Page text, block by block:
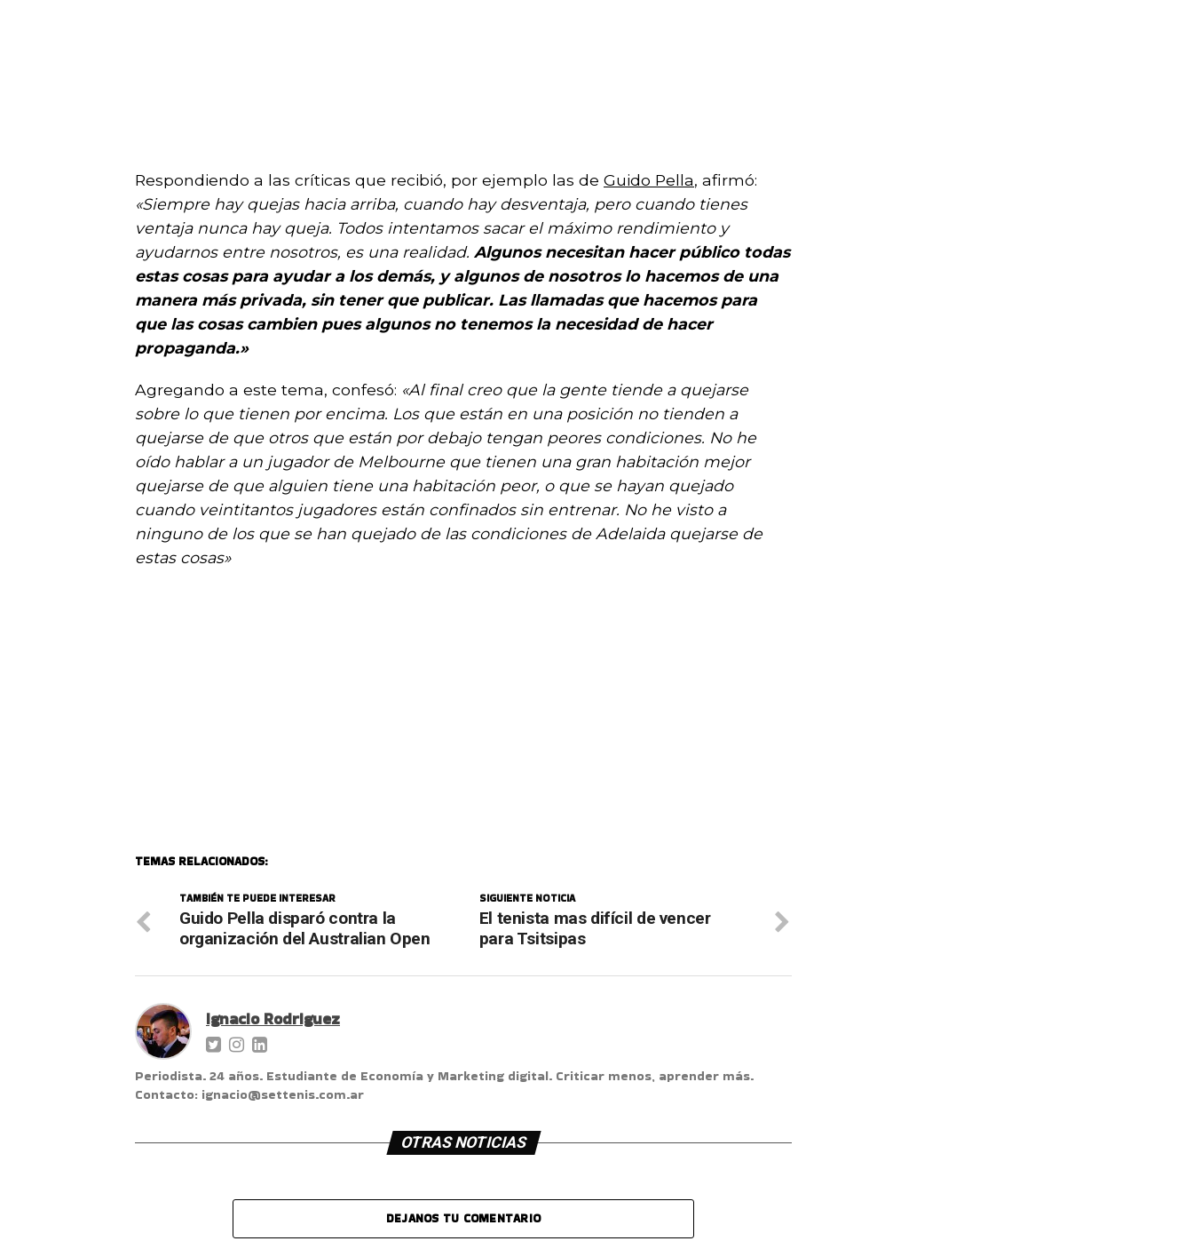
Respondiendo a las críticas que recibió, por ejemplo las de Guido Pella, afirmó:
«Siempre hay quejas hacia arriba, cuando hay desventaja, pero cuando tienes
ventaja nunca hay queja. Todos intentamos sacar el máximo rendimiento y
ayudarnos entre nosotros, es una realidad. Algunos necesitan hacer público todas
estas cosas para ayudar a los demás, y algunos de nosotros lo hacemos de una
manera más privada, sin tener que publicar. Las llamadas que hacemos para
que las cosas cambien pues algunos no tenemos la necesidad de hacer
propaganda.»
Agregando a este tema, confesó: «Al final creo que la gente tiende a quejarse
sobre lo que tienen por encima. Los que están en una posición no tienden a
quejarse de que otros que están por debajo tengan peores condiciones. No he
oído hablar a un jugador de Melbourne que tienen una gran habitación mejor
quejarse de que alguien tiene una habitación peor, o que se hayan quejado
cuando veintitantos jugadores están confinados sin entrenar. No he visto a
ninguno de los que se han quejado de las condiciones de Adelaida quejarse de
estas cosas»
TEMAS RELACIONADOS:
SIGUIENTE NOTICIA
El tenista mas difícil de vencer
para Tsitsipas
TAMBIÉN TE PUEDE INTERESAR
Guido Pella disparó contra la
organización del Australian Open
Ignacio Rodriguez
Periodista. 24 años. Estudiante de Economía y Marketing digital. Criticar menos, aprender más.
Contacto: ignacio@settenis.com.ar
OTRAS NOTICIAS
DEJANOS TU COMENTARIO